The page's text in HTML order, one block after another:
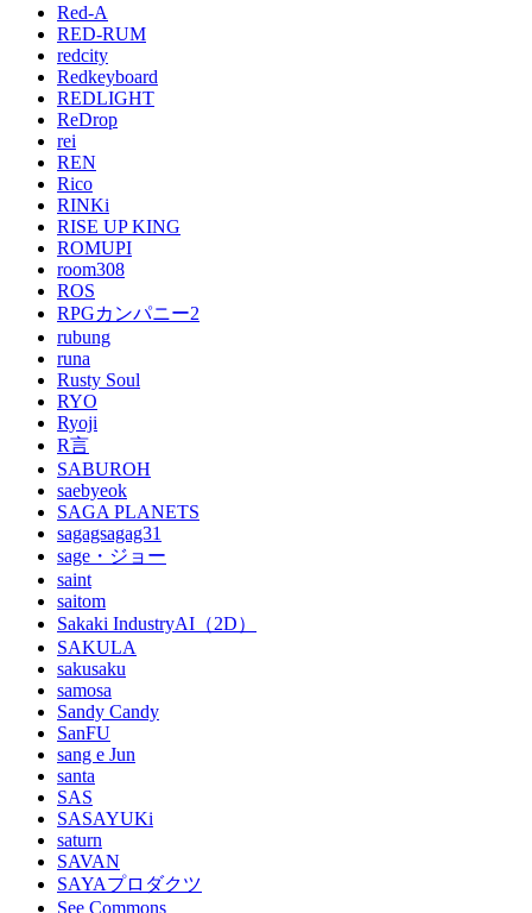
Red-A
RED-RUM
redcity
Redkeyboard
REDLIGHT
ReDrop
rei
REN
Rico
RINKi
RISE UP KING
ROMUPI
room308
ROS
RPGカンパニー2
rubung
runa
Rusty Soul
RYO
Ryoji
R言
SABUROH
saebyeok
SAGA PLANETS
sagagsagag31
sage・ジョー
saint
saitom
Sakaki IndustryAI（2D）
SAKULA
sakusaku
samosa
Sandy Candy
SanFU
sang e Jun
santa
SAS
SASAYUKi
saturn
SAVAN
SAYAプロダクツ
See Commons